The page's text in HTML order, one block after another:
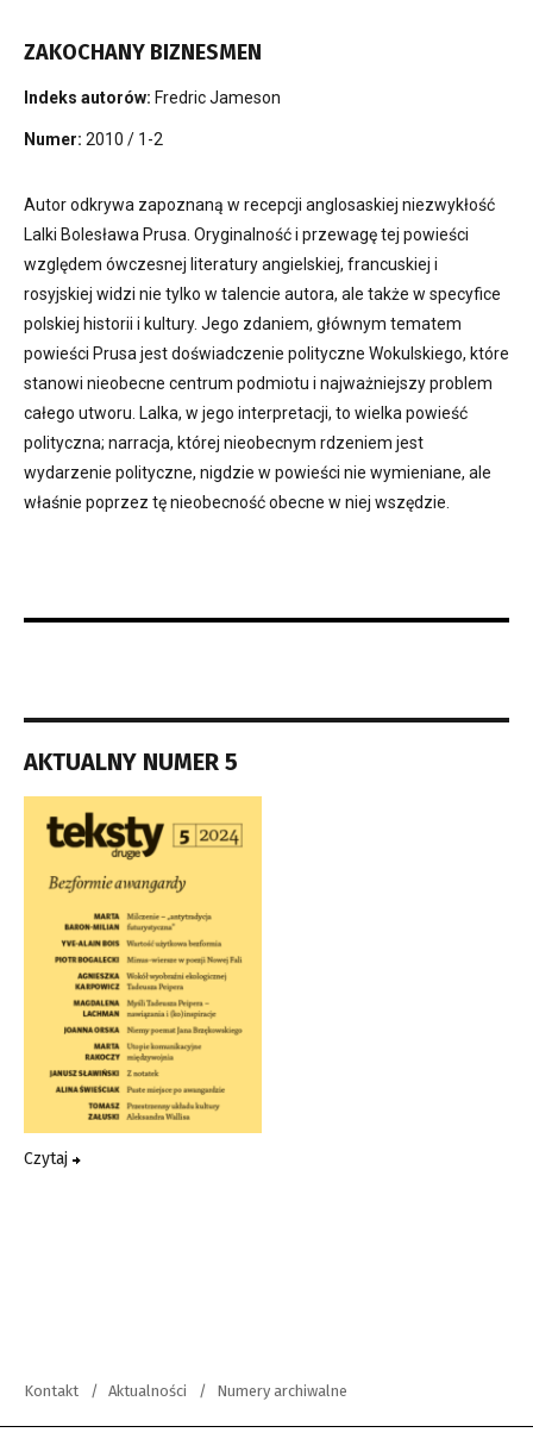
ZAKOCHANY BIZNESMEN
Indeks autorów: Fredric Jameson
Numer: 2010 / 1-2
Autor odkrywa zapoznaną w recepcji anglosaskiej niezwykłość
Lalki Bolesława Prusa. Oryginalność i przewagę tej powieści
względem ówczesnej literatury angielskiej, francuskiej i
rosyjskiej widzi nie tylko w talencie autora, ale także w specyfice
polskiej historii i kultury. Jego zdaniem, głównym tematem
powieści Prusa jest doświadczenie polityczne Wokulskiego, które
stanowi nieobecne centrum podmiotu i najważniejszy problem
całego utworu. Lalka, w jego interpretacji, to wielka powieść
polityczna; narracja, której nieobecnym rdzeniem jest
wydarzenie polityczne, nigdzie w powieści nie wymieniane, ale
właśnie poprzez tę nieobecność obecne w niej wszędzie.
AKTUALNY NUMER 5
Czytaj
Kontakt Aktualności Numery archiwalne